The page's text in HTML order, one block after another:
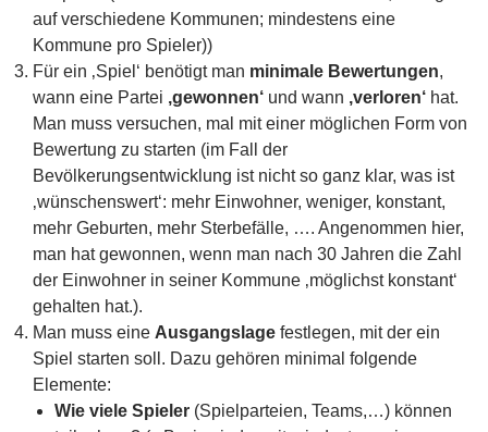
auf verschiedene Kommunen; mindestens eine
Kommune pro Spieler))
Für ein ‚Spiel‘ benötigt man minimale Bewertungen,
wann eine Partei ‚gewonnen‘ und wann ‚verloren‘ hat.
Man muss versuchen, mal mit einer möglichen Form von
Bewertung zu starten (im Fall der
Bevölkerungsentwicklung ist nicht so ganz klar, was ist
‚wünschenswert‘: mehr Einwohner, weniger, konstant,
mehr Geburten, mehr Sterbefälle, …. Angenommen hier,
man hat gewonnen, wenn man nach 30 Jahren die Zahl
der Einwohner in seiner Kommune ‚möglichst konstant‘
gehalten hat.).
Man muss eine Ausgangslage festlegen, mit der ein
Spiel starten soll. Dazu gehören minimal folgende
Elemente:
Wie viele Spieler (Spielparteien, Teams,…) können